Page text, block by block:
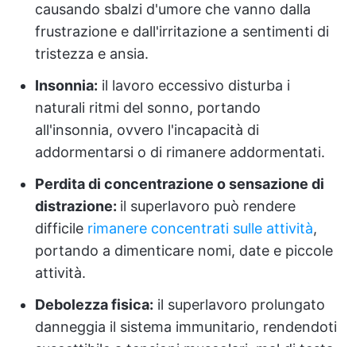
causando sbalzi d'umore che vanno dalla
frustrazione e dall'irritazione a sentimenti di
tristezza e ansia.
Insonnia: il lavoro eccessivo disturba i
naturali ritmi del sonno, portando
all'insonnia, ovvero l'incapacità di
addormentarsi o di rimanere addormentati.
Perdita di concentrazione o sensazione di
distrazione: il superlavoro può rendere
difficile rimanere concentrati sulle attività,
portando a dimenticare nomi, date e piccole
attività.
Debolezza fisica: il superlavoro prolungato
danneggia il sistema immunitario, rendendoti